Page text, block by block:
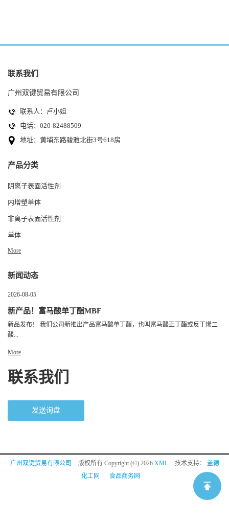
联系我们
广州双键贸易有限公司
联系人：卢小姐
电话：020-82488509
地址：黄埔东路骏雅北街3号618房
产品分类
阴离子表面活性剂
内增塑单体
非离子表面活性剂
单体
More
新闻动态
2026-08-05
新产品！富马酸单丁酯MBF
新品发布！ 我们公司新推出产品富马酸单丁酯，也叫富马酸正丁酯或反丁烯二
酸...
More
联系我们
发送询盘
广州双键贸易有限公司 版权所有 Copyright (©) 2026 XML 技术支持： 盖德
化工网
食品商务网